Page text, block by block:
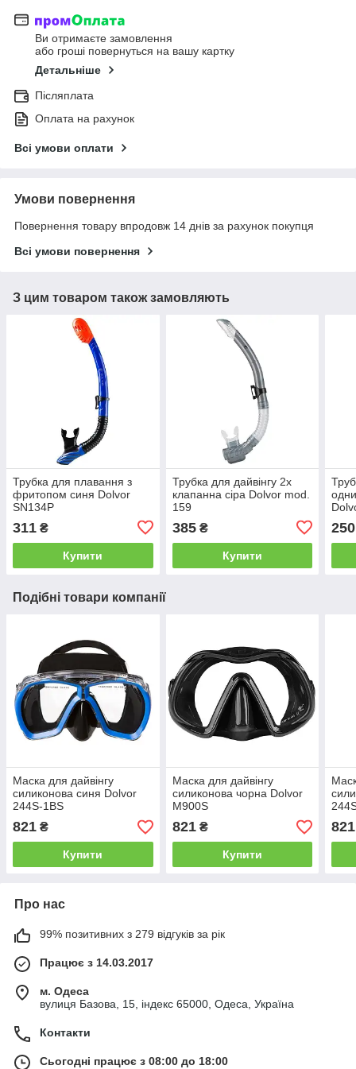
Ви отримаєте замовлення
або гроші повернуться на вашу картку
Детальніше
Післяплата
Оплата на рахунок
Всі умови оплати
Умови повернення
Повернення товару впродовж 14 днів за рахунок покупця
Всі умови повернення
З цим товаром також замовляють
Трубка для плавання з
фритопом синя Dolvor
SN134Р
311 ₴
Купити
Трубка для дайвінгу 2х
клапанна сіра Dolvor mod.
159
385₴
Купити
250
Подібні товари компанії
Маска для дайвінгу
силиконова синя Dolvor
244S-1BS
821 ₴
Купити
Маска для дайвінгу
силиконова чорна Dolvor
M900S
821₴
Купити
821
Про нас
99% позитивних з 279 відгуків за рік
Працює з 14.03.2017
м. Одеса
вулиця Базова, 15, індекс 65000, Одеса, Україна
Контакти
Сьогодні працює з 08:00 до 18:00